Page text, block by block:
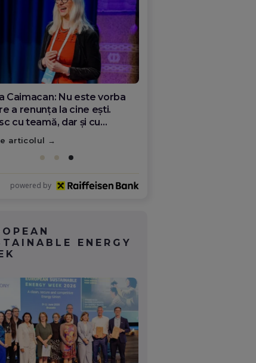
Caimacan: Nu este vorba
a renunța la cine ești.
cu teamă, dar și cu
ceea ce se întâmplă în
articolul
powered by
ENERGY